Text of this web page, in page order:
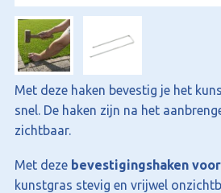
Met deze haken bevestig je het
snel. De haken zijn na het
zichtbaar.
Met deze bevestigingshaken
kunstgras stevig en vrijwel